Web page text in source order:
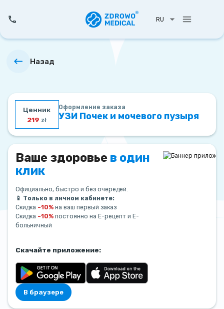
RU
Назад
Ценник
219 zł
Оформление заказа
УЗИ Почек и мочевого пузыря
Ваше здоровье в один
клик
Официально, быстро и без очередей.
📱 Только в личном кабинете:
Скидка –10% на ваш первый заказ
Скидка –10% постоянно на Е-рецепт и Е-
больничный
Скачайте приложение:
В браузере